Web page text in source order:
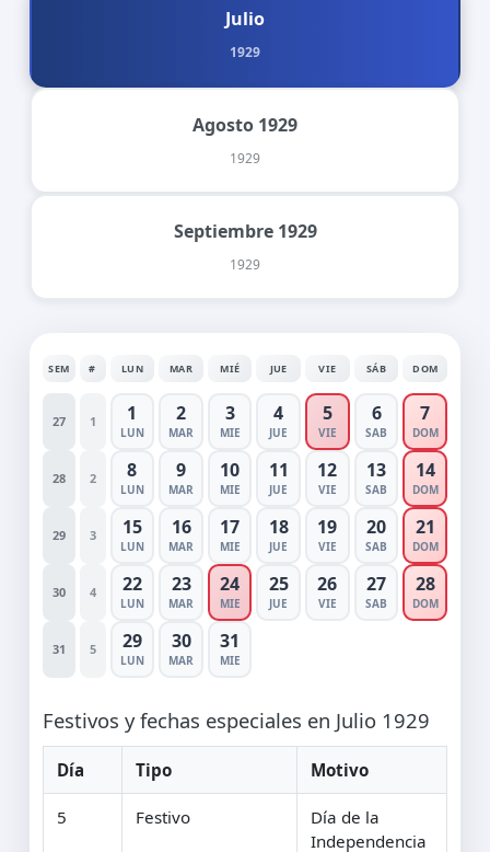
Julio
1929
Agosto 1929
1929
Septiembre 1929
1929
SEM # LUN MAR MIÉ JUE VIE SÁB DOM
27 1 1
LUN
2
MAR
3
MIE
4
JUE
5
VIE
6
SAB
7
DOM
28 2 8
LUN
9
MAR
10
MIE
11
JUE
12
VIE
13
SAB
14
DOM
29 3 15
LUN
16
MAR
17
MIE
18
JUE
19
VIE
20
SAB
21
DOM
30 4 22
LUN
23
MAR
24
MIE
25
JUE
26
VIE
27
SAB
28
DOM
31 5 29
LUN
30
MAR
31
MIE
Festivos y fechas especiales en Julio 1929
Día Tipo Motivo
5 Festivo
Día de la
Independencia